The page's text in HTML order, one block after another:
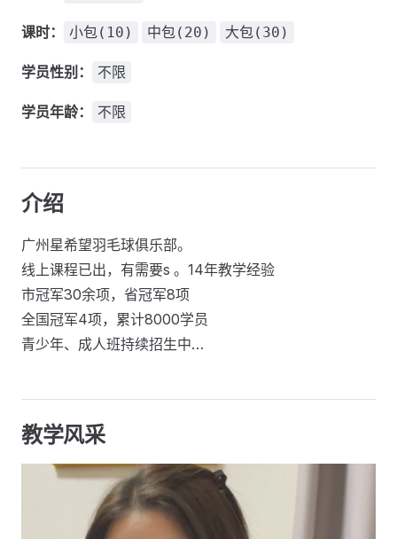
课时： 小包(10) 中包(20) 大包(30)
学员性别： 不限
学员年龄： 不限
介绍
广州星希望羽毛球俱乐部。
线上课程已出，有需要s 。14年教学经验
市冠军30余项，省冠军8项
全国冠军4项，累计8000学员
青少年、成人班持续招生中…
教学风采